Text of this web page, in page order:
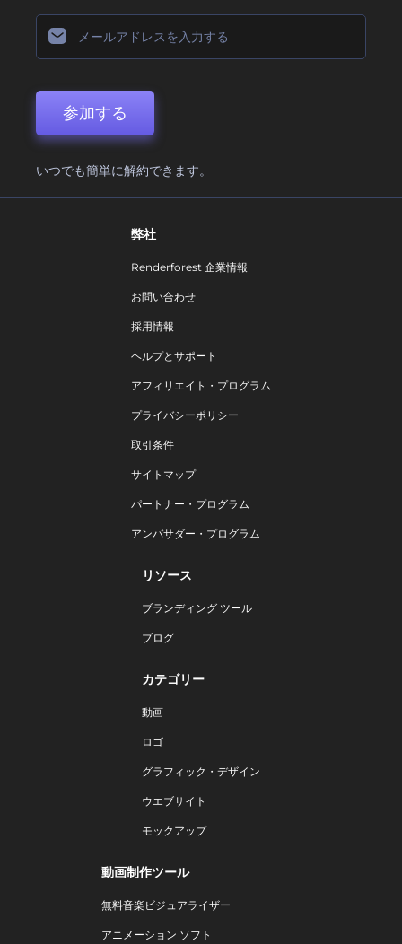
参加する
いつでも簡単に解約できます。
弊社
Renderforest 企業情報
お問い合わせ
採用情報
ヘルプとサポート
アフィリエイト・プログラム
プライバシーポリシー
取引条件
サイトマップ
パートナー・プログラム
アンバサダー・プログラム
リソース
ブランディング ツール
ブログ
カテゴリー
動画
ロゴ
グラフィック・デザイン
ウエブサイト
モックアップ
動画制作ツール
無料音楽ビジュアライザー
アニメーション ソフト